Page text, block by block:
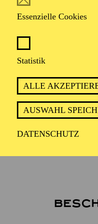
Essenzielle Cookies
Statistik
ALLE
AUSWAHL
DATENSCHUTZ